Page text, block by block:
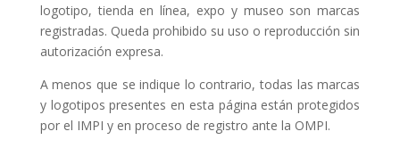
logotipo, tienda en línea, expo y museo son marcas
registradas. Queda prohibido su uso o reproducción sin
autorización expresa.
A menos que se indique lo contrario, todas las marcas
y logotipos presentes en esta página están protegidos
por el IMPI y en proceso de registro ante la OMPI.